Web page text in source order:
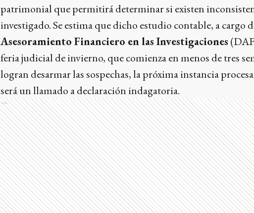
patrimonial que permitirá determinar si existen
investigado. Se estima que dicho estudio contable, a cargo
Asesoramiento Financiero en las Investigaciones
feria judicial de invierno, que comienza en menos de tres
logran desarmar las sospechas, la próxima instancia
será un llamado a declaración indagatoria.
Ads